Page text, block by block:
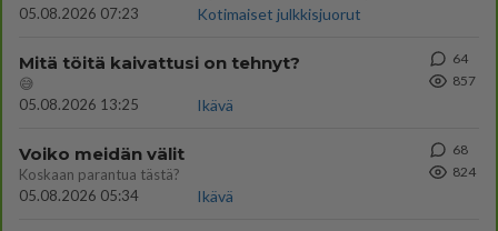
05.08.2026 07:23
Kotimaiset julkkisjuorut
Mitä töitä kaivattusi on tehnyt?
😅
05.08.2026 13:25
Ikävä
64
857
Voiko meidän välit
Koskaan parantua tästä?
05.08.2026 05:34
Ikävä
68
824